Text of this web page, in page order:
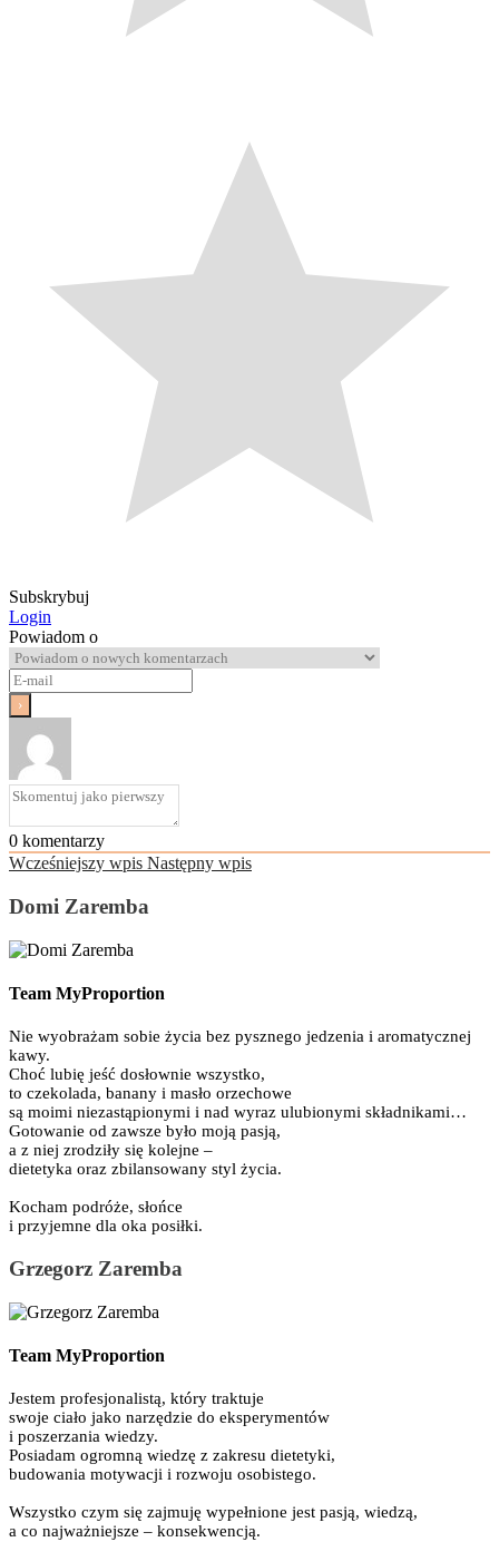
Subskrybuj
Login
Powiadom o
0 komentarzy
Wcześniejszy wpis Następny wpis
Domi Zaremba
Team MyProportion
Nie wyobrażam sobie życia bez pysznego jedzenia i aromatycznej
kawy.
Choć lubię jeść dosłownie wszystko,
to czekolada, banany i masło orzechowe
są moimi niezastąpionymi i nad wyraz ulubionymi składnikami…
Gotowanie od zawsze było moją pasją,
a z niej zrodziły się kolejne –
dietetyka oraz zbilansowany styl życia.
Kocham podróże, słońce
i przyjemne dla oka posiłki.
Grzegorz Zaremba
Team MyProportion
Jestem profesjonalistą, który traktuje
swoje ciało jako narzędzie do eksperymentów
i poszerzania wiedzy.
Posiadam ogromną wiedzę z zakresu dietetyki,
budowania motywacji i rozwoju osobistego.
Wszystko czym się zajmuję wypełnione jest pasją, wiedzą,
a co najważniejsze – konsekwencją.